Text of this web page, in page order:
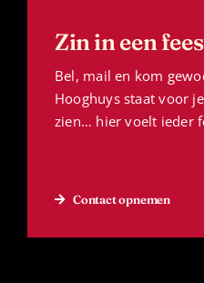
Zin in een
Bel, mail en kom
Hooghuys staat voor
zien… hier voelt ieder
Contact opnemen